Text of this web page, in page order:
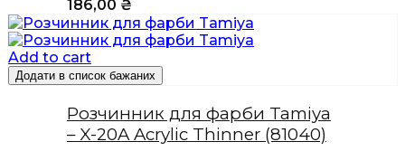
186,00 ₴
Add to cart
Додати в список бажаних
Розчинник для фарби Tamiya
– X-20A Acrylic Thinner (81040)